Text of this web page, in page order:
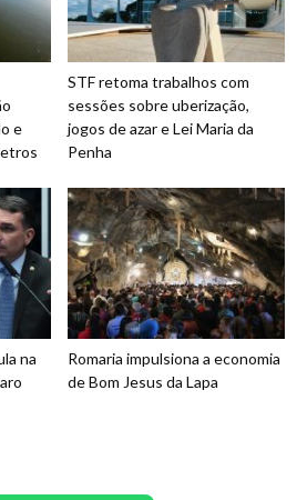
e
STF retoma trabalhos com
sessões sobre uberização,
jogos de azar e Lei Maria da
Penha
na
Romaria impulsiona a economia
de Bom Jesus da Lapa